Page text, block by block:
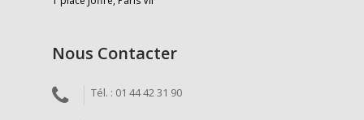
Nous Contacter
Tél. : 01 44 42 31 90